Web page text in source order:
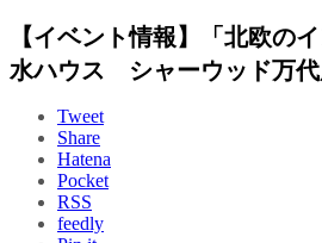
【イベント情報】「北欧の
水ハウス シャーウッド万
Tweet
Share
Hatena
Pocket
RSS
feedly